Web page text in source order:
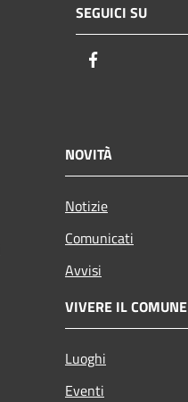
SEGUICI SU
NOVITÀ
Notizie
Comunicati
Avvisi
VIVERE IL COMUNE
Luoghi
Eventi